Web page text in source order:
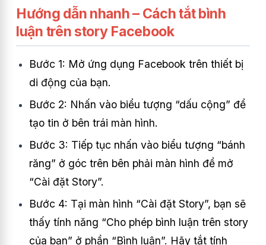
Hướng dẫn nhanh – Cách tắt bình
luận trên story Facebook
Bước 1: Mở ứng dụng Facebook trên thiết bị
di động của bạn.
Bước 2: Nhấn vào biểu tượng “dấu cộng” để
tạo tin ở bên trái màn hình.
Bước 3: Tiếp tục nhấn vào biểu tượng “bánh
răng” ở góc trên bên phải màn hình để mở
“Cài đặt Story”.
Bước 4: Tại màn hình “Cài đặt Story”, bạn sẽ
thấy tính năng “Cho phép bình luận trên story
của bạn” ở phần “Bình luận”. Hãy tắt tính